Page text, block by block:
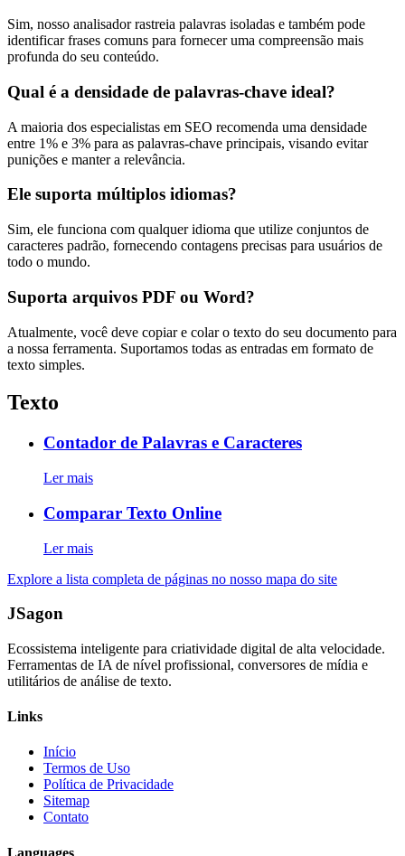
Sim, nosso analisador rastreia palavras isoladas e também pode
identificar frases comuns para fornecer uma compreensão mais
profunda do seu conteúdo.
Qual é a densidade de palavras-chave ideal?
A maioria dos especialistas em SEO recomenda uma densidade
entre 1% e 3% para as palavras-chave principais, visando evitar
punições e manter a relevância.
Ele suporta múltiplos idiomas?
Sim, ele funciona com qualquer idioma que utilize conjuntos de
caracteres padrão, fornecendo contagens precisas para usuários de
todo o mundo.
Suporta arquivos PDF ou Word?
Atualmente, você deve copiar e colar o texto do seu documento para
a nossa ferramenta. Suportamos todas as entradas em formato de
texto simples.
Texto
Contador de Palavras e Caracteres
Ler mais
Comparar Texto Online
Ler mais
Explore a lista completa de páginas no nosso mapa do site
JSagon
Ecossistema inteligente para criatividade digital de alta velocidade.
Ferramentas de IA de nível profissional, conversores de mídia e
utilitários de análise de texto.
Links
Início
Termos de Uso
Política de Privacidade
Sitemap
Contato
Languages